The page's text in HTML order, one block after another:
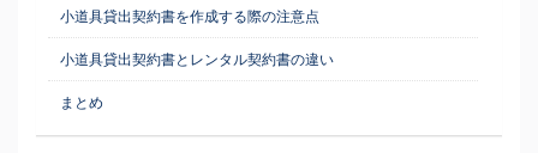
小道具貸出契約書を作成する際の注意点
小道具貸出契約書とレンタル契約書の違い
まとめ